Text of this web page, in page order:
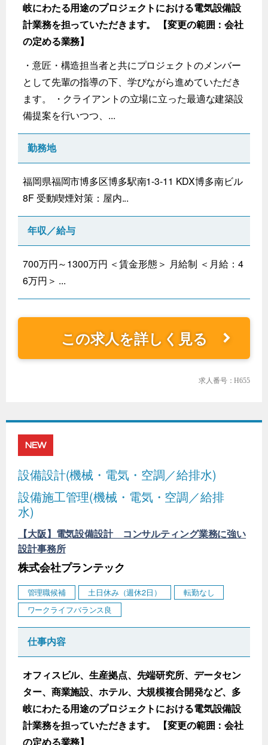
岐にわたる用途のプロジェクトにおける電気設備設
計業務を担っていただきます。 【変更の範囲：会社
の定める業務】
・意匠・構造担当者と共にプロジェクトのメンバー
として先輩の指導の下、学びながら進めていただき
ます。 ・クライアントの立場に立った最適な建築設
備提案を行いつつ、...
勤務地
福岡県福岡市博多区博多駅南1-3-11 KDX博多南ビル
8F 受動喫煙対策：屋内...
年収／給与
700万円～1300万円 ＜賃金形態＞ 月給制 ＜月給：4
6万円＞ ...
この求人を詳しく見る
求人番号：H655
NEW
設備設計(機械・電気・空調／給排水)
設備施工管理(機械・電気・空調／給排
水)
【大阪】電気設備設計 コンサルティング業務に強い
設計事務所
株式会社プランテック
管理職候補 土日休み（週休2日）
転勤なし
ワークライフバランス良
仕事内容
オフィスビル、生産拠点、先端研究所、データセン
ター、商業施設、ホテル、大規模複合開発など、多
岐にわたる用途のプロジェクトにおける電気設備設
計業務を担っていただきます。 【変更の範囲：会社
の定める業務】